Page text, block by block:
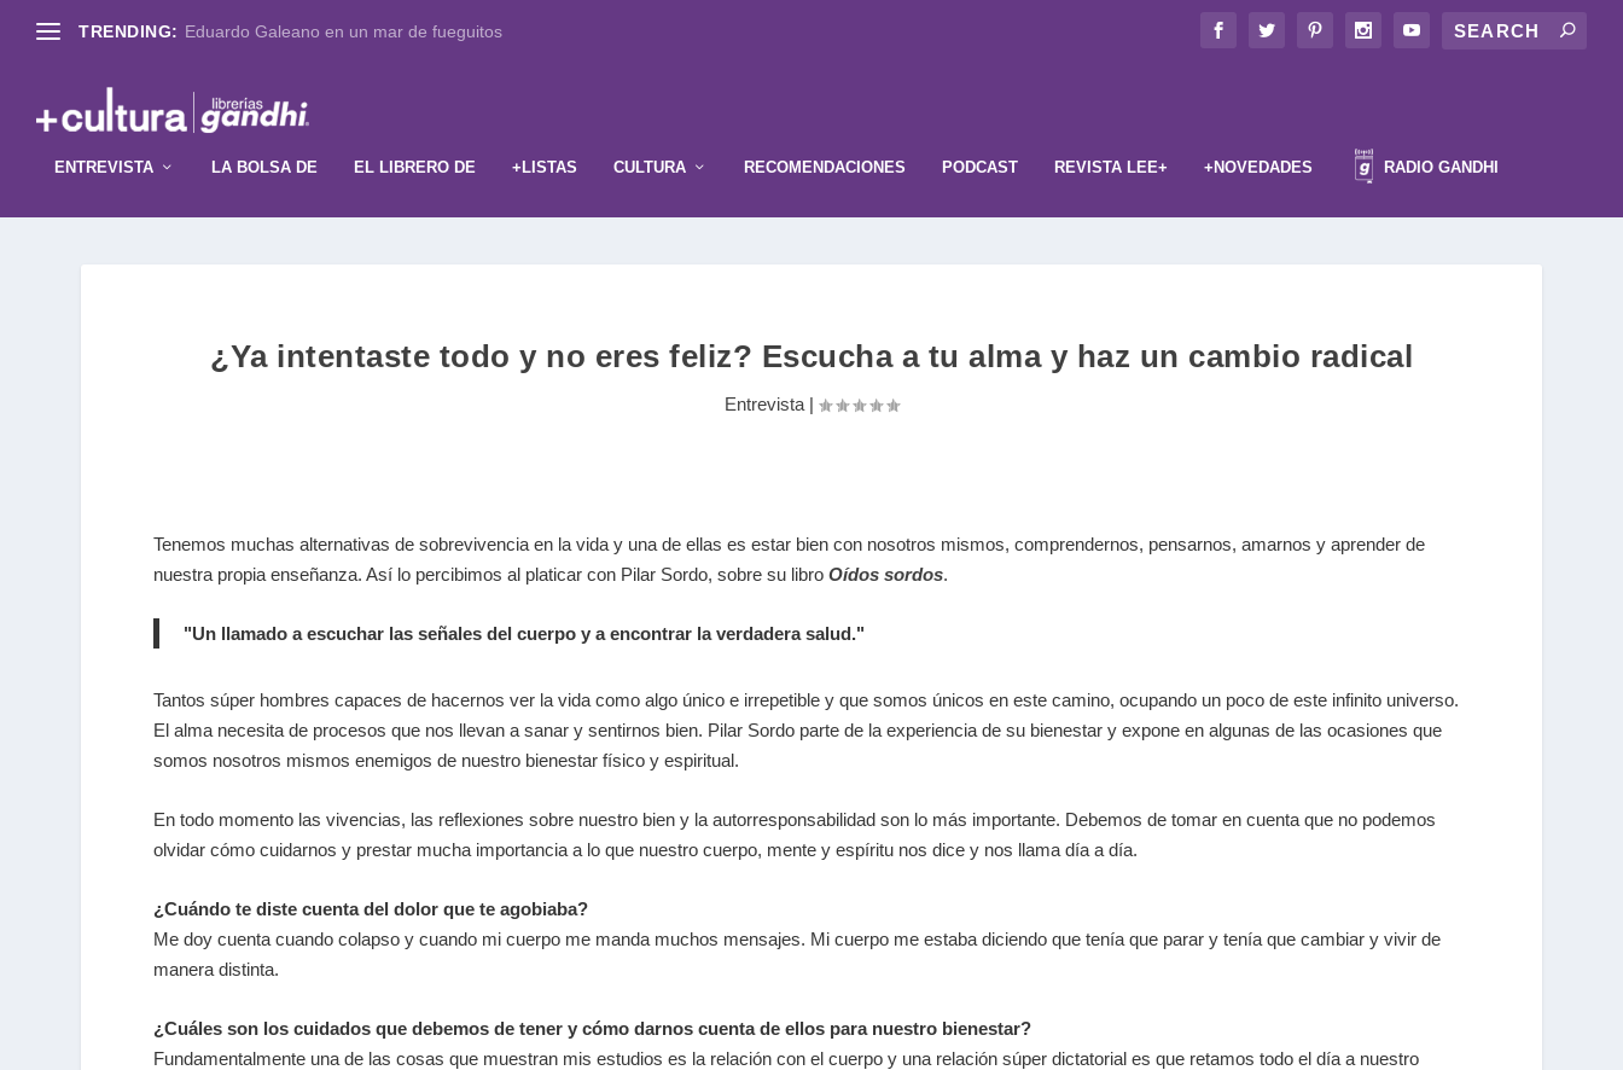
TRENDING: Eduardo Galeano en un mar de fueguitos
ENTREVISTA LA BOLSA DE EL LIBRERO DE +LISTAS CULTURA RECOMENDACIONES PODCAST REVISTA LEE+ +NOVEDADES RADIO GANDHI
¿Ya intentaste todo y no eres feliz? Escucha a tu alma y haz un cambio radical
Entrevista |
Tenemos muchas alternativas de sobrevivencia en la vida y una de ellas es estar bien con nosotros mismos, comprendernos, pensarnos, amarnos y aprender de
nuestra propia enseñanza. Así lo percibimos al platicar con Pilar Sordo, sobre su libroOídos sordos.
"Un llamado a escuchar las señales del cuerpo y a encontrar la verdadera salud."
Tantos súper hombres capaces de hacernos ver la vida como algo único e irrepetible y que somos únicos en este camino, ocupando un poco de este infinito universo.
El alma necesita de procesos que nos llevan a sanar y sentirnos bien. Pilar Sordo parte de la experiencia de su bienestar y expone en algunas de las ocasiones que
somos nosotros mismos enemigos de nuestro bienestar físico y espiritual.
En todo momento las vivencias, las reflexiones sobre nuestro bien y la autorresponsabilidad son lo más importante. Debemos de tomar en cuenta que no podemos
olvidar cómo cuidarnos y prestar mucha importancia a lo que nuestro cuerpo, mente y espíritu nos dice y nos llama día a día.
¿Cuándo te diste cuenta del dolor que te agobiaba?
Me doy cuenta cuando colapso y cuando mi cuerpo me manda muchos mensajes. Mi cuerpo me estaba diciendo que tenía que parar y tenía que cambiar y vivir de
manera distinta.
¿Cuáles son los cuidados que debemos de tener y cómo darnos cuenta de ellos para nuestro bienestar?
Fundamentalmente una de las cosas que muestran mis estudios es la relación con el cuerpo y una relación súper dictatorial es que retamos todo el día a nuestro